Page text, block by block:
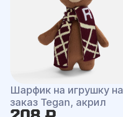
Шарфик на игрушку на
заказ Tegan, акрил